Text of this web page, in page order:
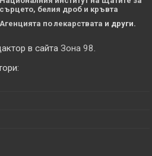
сърцето, белия дроб и кръвта
Агенцията по лекарствата и други.
в сайтаЗона 98.